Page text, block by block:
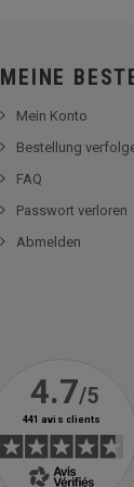
MEINE
Mein Konto
Bestellung
FAQ
Passwort verloren
Abmelden